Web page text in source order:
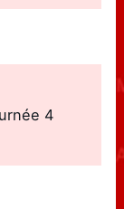
4